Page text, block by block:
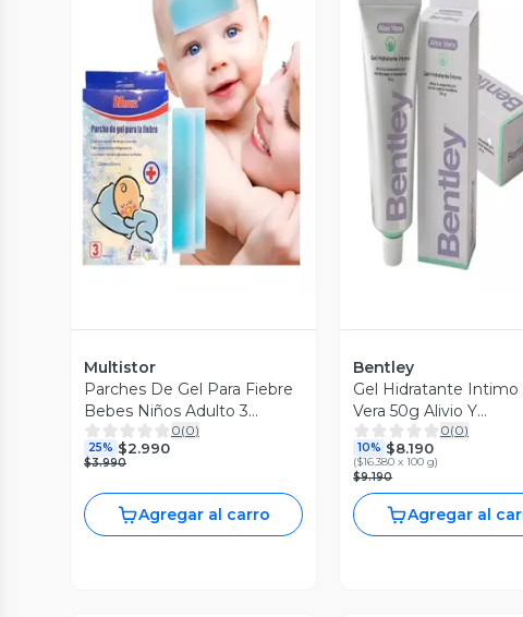
Vista Previa
Multistor
Parches De Gel Para Fiebre
Bebes Niños Adulto 3
Unidades
0(0)
25% $2.990
$3.990
Agregar al carro
Vista Previa
Bentley
Gel Hidratante Intimo
Vera 50g Alivio Y
Cicatrizacion
0(0)
10% $8.190
($16.380 x 100 g)
$9.190
Agregar al